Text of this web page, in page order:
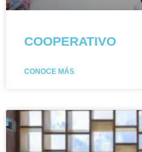
COOPERATIVO
CONOCE MÁS